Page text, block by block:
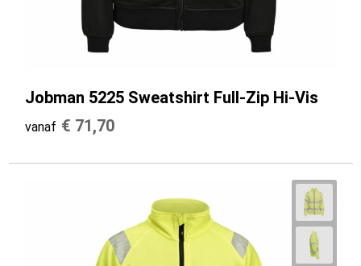
Jobman 5225 Sweatshirt Full-Zip Hi-Vis
vanaf € 71,70